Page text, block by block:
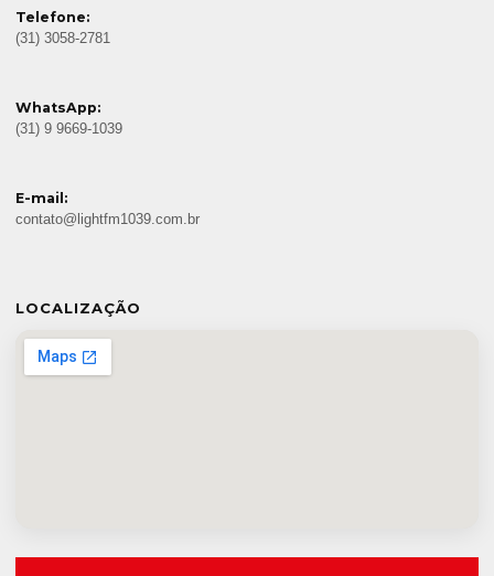
Telefone:
(31) 3058-2781
WhatsApp:
(31) 9 9669-1039
E-mail:
contato@lightfm1039.com.br
LOCALIZAÇÃO